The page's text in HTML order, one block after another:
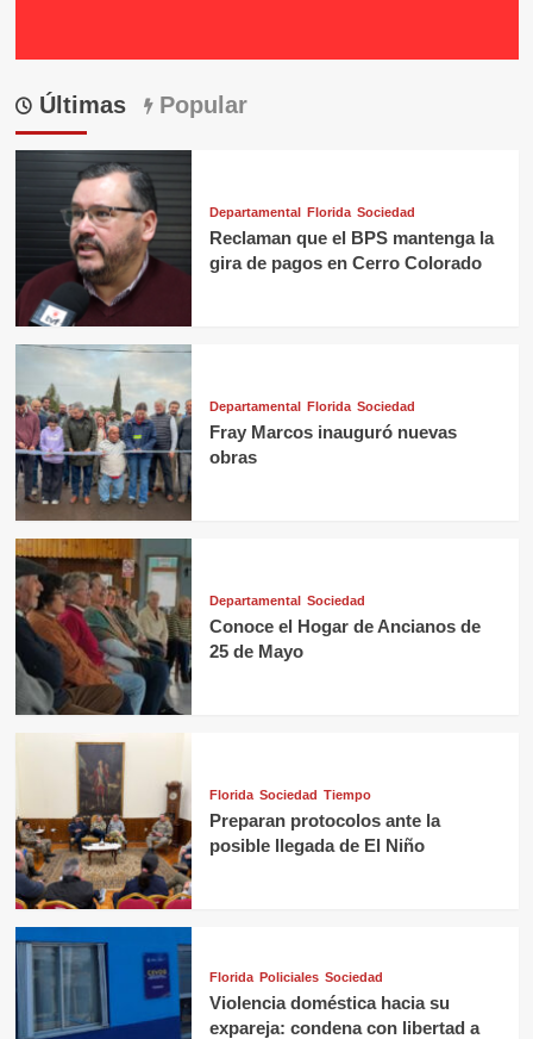
Últimas Popular
Departamental Florida Sociedad
Reclaman que el BPS mantenga la
gira de pagos en Cerro Colorado
Departamental Florida Sociedad
Fray Marcos inauguró nuevas
obras
Departamental Sociedad
Conoce el Hogar de Ancianos de
25 de Mayo
Florida Sociedad Tiempo
Preparan protocolos ante la
posible llegada de El Niño
Florida Policiales Sociedad
Violencia doméstica hacia su
expareja: condena con libertad a